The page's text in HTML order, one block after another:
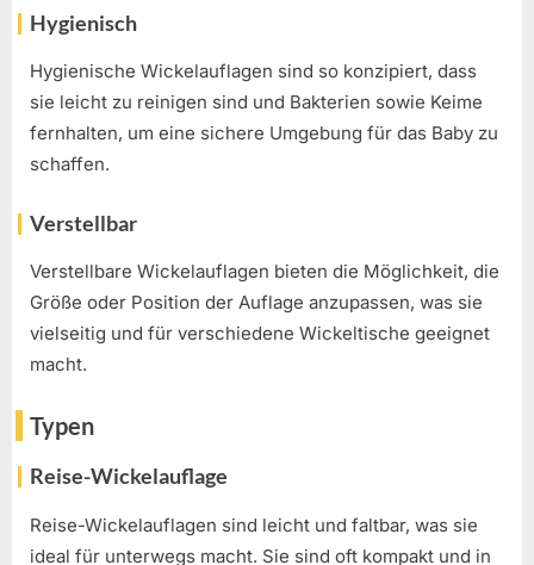
Hygienisch
Hygienische Wickelauflagen sind so konzipiert, dass
sie leicht zu reinigen sind und Bakterien sowie Keime
fernhalten, um eine sichere Umgebung für das Baby zu
schaffen.
Verstellbar
Verstellbare Wickelauflagen bieten die Möglichkeit, die
Größe oder Position der Auflage anzupassen, was sie
vielseitig und für verschiedene Wickeltische geeignet
macht.
Typen
Reise-Wickelauflage
Reise-Wickelauflagen sind leicht und faltbar, was sie
ideal für unterwegs macht. Sie sind oft kompakt und in